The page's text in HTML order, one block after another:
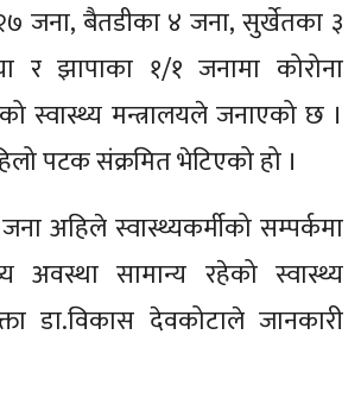
जना, बैतडीका ४ जना, सुर्खेतका ३
र झापाका १/१ जनामा कोरोना
स्वास्थ्य मन्त्रालयले जनाएको छ ।
पटक संक्रमित भेटिएको हो ।
अहिले स्वास्थ्यकर्मीको सम्पर्कमा
अवस्था सामान्य रहेको स्वास्थ्य
डा.विकास देवकोटाले जानकारी